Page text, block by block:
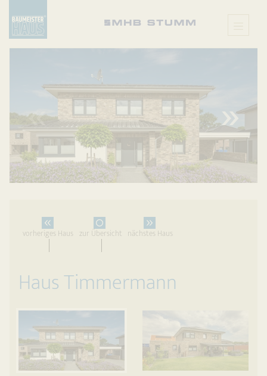
Haus Timmermann